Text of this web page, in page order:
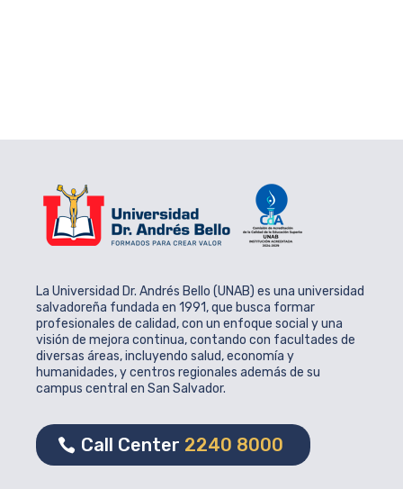
La Universidad Dr. Andrés Bello (UNAB) es una universidad
salvadoreña fundada en 1991, que busca formar
profesionales de calidad, con un enfoque social y una
visión de mejora continua, contando con facultades de
diversas áreas, incluyendo salud, economía y
humanidades, y centros regionales además de su
campus central en San Salvador.
Call Center 2240 8000